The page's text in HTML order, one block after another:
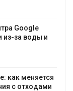
Google
из-за воды и
как меняется
с отходами